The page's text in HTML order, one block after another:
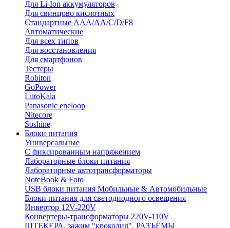
Для Li-Ion аккумуляторов
Для свинцово кислотных
Стандартные ААА/АА/С/D/F8
Автоматические
Для всех типов
Для восстановления
Для смартфонов
Тестеры
Robiton
GoPower
LiitoKala
Panasonic eneloop
Nitecore
Soshine
Блоки питания
Универсальные
C фиксированным напряжением
Лабораторные блоки питания
Лабораторные автотрансформаторы
NoteBook & Foto
USB блоки питания Мобильные & Автомобильные
Блоки питания для светодиодного освещения
Инвертор 12V-220V
Конвертеры-трансформаторы 220V-110V
ШТЕКЕРА, зажим "крокодил", РАЗЪЁМЫ